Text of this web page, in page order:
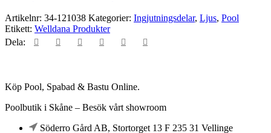
Artikelnr: 34-121038 Kategorier: Ingjutningsdelar, Ljus, Pool
Etikett: Welldana Produkter
Dela:
Köp Pool, Spabad & Bastu Online.
Poolbutik i Skåne – Besök vårt showroom
Söderro Gård AB, Stortorget 13 F 235 31 Vellinge